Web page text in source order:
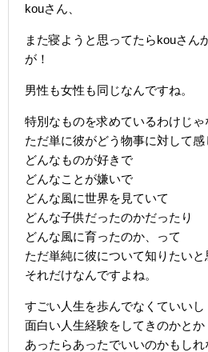
kouさん、
また寝ようと思ってたらkouさん
が！
男性も女性も同じなんですね。
特別なものを求めているわけじゃ
ただ単に彼がどう物事に対して感
どんなものが好きで
どんなことが嫌いで
どんな風に世界を見ていて
どんな子供だったのかだったり
どんな風に育ったのか、って
ただ単純に彼について知りたいと
それだけなんですよね。
すごい人生を歩んでなくていいし
面白い人生経験をしてきのかとか
あったらあったでいいのかもし